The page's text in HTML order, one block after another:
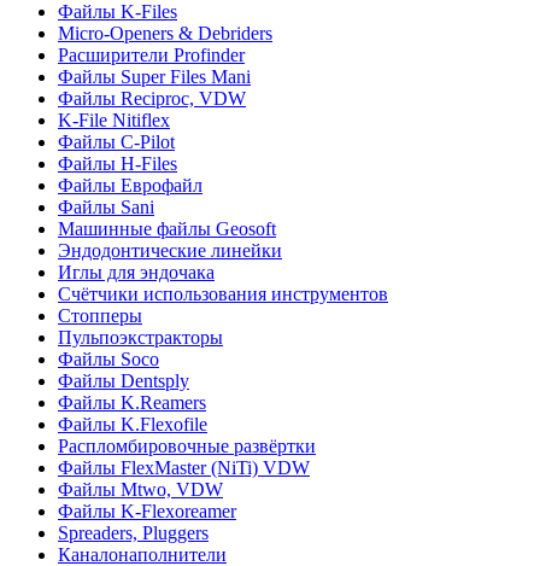
Файлы K-Files
Micro-Openers & Debriders
Расширители Profinder
Файлы Super Files Mani
Файлы Reciproc, VDW
K-File Nitiflex
Файлы C-Pilot
Файлы H-Files
Файлы Еврофайл
Файлы Sani
Машинные файлы Geosoft
Эндодонтические линейки
Иглы для эндочака
Счётчики использования инструментов
Стопперы
Пульпоэкстракторы
Файлы Soco
Файлы Dentsply
Файлы K.Reamers
Файлы K.Flexofile
Распломбировочные развёртки
Файлы FlexMaster (NiTi) VDW
Файлы Mtwo, VDW
Файлы K-Flexoreamer
Spreaders, Pluggers
Каналонаполнители